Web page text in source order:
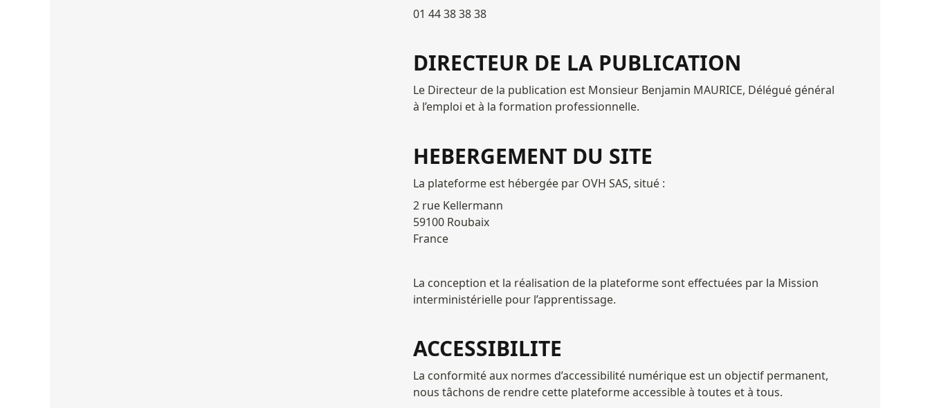
01 44 38 38 38
DIRECTEUR DE LA PUBLICATION
Le Directeur de la publication est Monsieur Benjamin MAURICE, Délégué général
à l’emploi et à la formation professionnelle.
HEBERGEMENT DU SITE
La plateforme est hébergée par OVH SAS, situé :
2 rue Kellermann
59100 Roubaix
France
La conception et la réalisation de la plateforme sont effectuées par la Mission
interministérielle pour l’apprentissage.
ACCESSIBILITE
La conformité aux normes d’accessibilité numérique est un objectif permanent,
nous tâchons de rendre cette plateforme accessible à toutes et à tous.